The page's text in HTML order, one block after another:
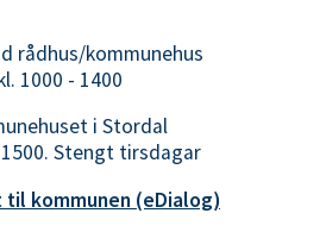
rådhus/kommunehus
1000 - 1400
i Stordal
Stengt tirsdagar
kommunen (eDialog)